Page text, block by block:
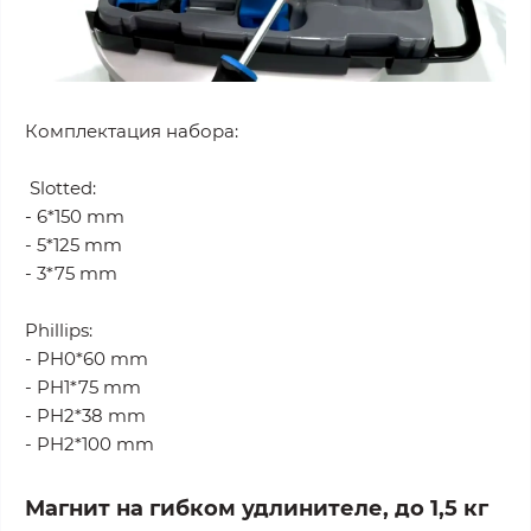
Комплектация набора:
Slotted:
- 6*150 mm
- 5*125 mm
- 3*75 mm
Phillips:
- PH0*60 mm
- PH1*75 mm
- PH2*38 mm
- PH2*100 mm
Магнит на гибком удлинителе, до 1,5 кг